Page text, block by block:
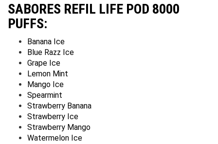
SABORES REFIL LIFE POD 8000
PUFFS:
Banana Ice
Blue Razz Ice
Grape Ice
Lemon Mint
Mango Ice
Spearmint
Strawberry Banana
Strawberry Ice
Strawberry Mango
Watermelon Ice